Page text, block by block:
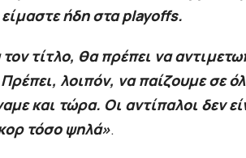
ήδη στα playoffs.
τίτλο, θα πρέπει να
λοιπόν, να παίζουμε σε
και τώρα. Οι αντίπαλοι δεν
τόσο ψηλά».